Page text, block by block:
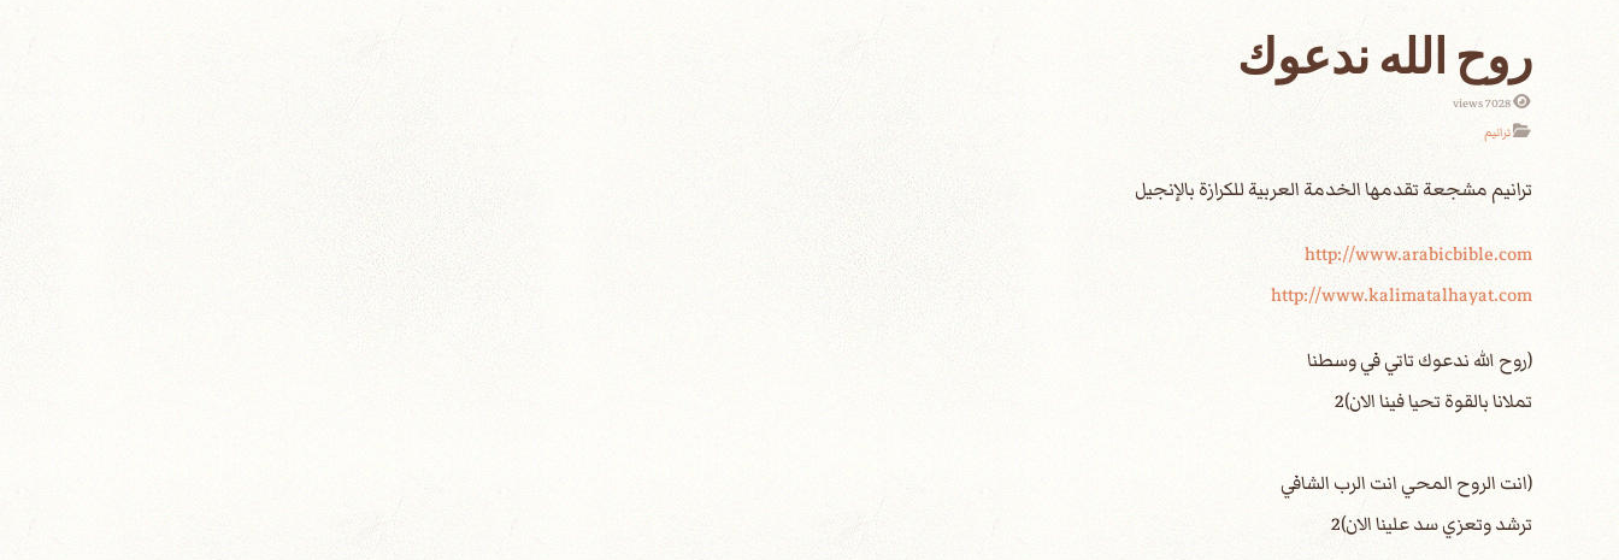
روح الله ندعوك
7028 views
ترانيم
http://www.arabicbible.com
http://www.kalimatalhayat.com
(روح الله ندعوك تاتي في وسطنا
تملانا بالقوة تحيا فينا الان)2
(انت الروح المحي انت الرب الشافي
ترشد وتعزي سد علينا الان)2